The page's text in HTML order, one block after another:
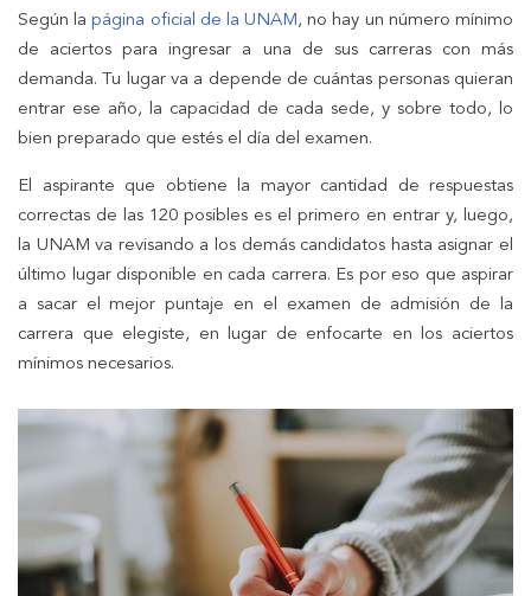
Según lapágina oficial de la UNAM , no hay un número mínimo
de aciertos para ingresar a una de sus carreras con más
demanda. Tu lugar va a depende de cuántas personas quieran
entrar ese año, la capacidad de cada sede, y sobre todo, lo
bien preparado que estés el día del examen.
El aspirante que obtiene la mayor cantidad de respuestas
correctas de las 120 posibles es el primero en entrar y, luego,
la UNAM va revisando a los demás candidatos hasta asignar el
último lugar disponible en cada carrera. Es por eso que aspirar
a sacar el mejor puntaje en el examen de admisión de la
carrera que elegiste, en lugar de enfocarte en los aciertos
mínimos necesarios.